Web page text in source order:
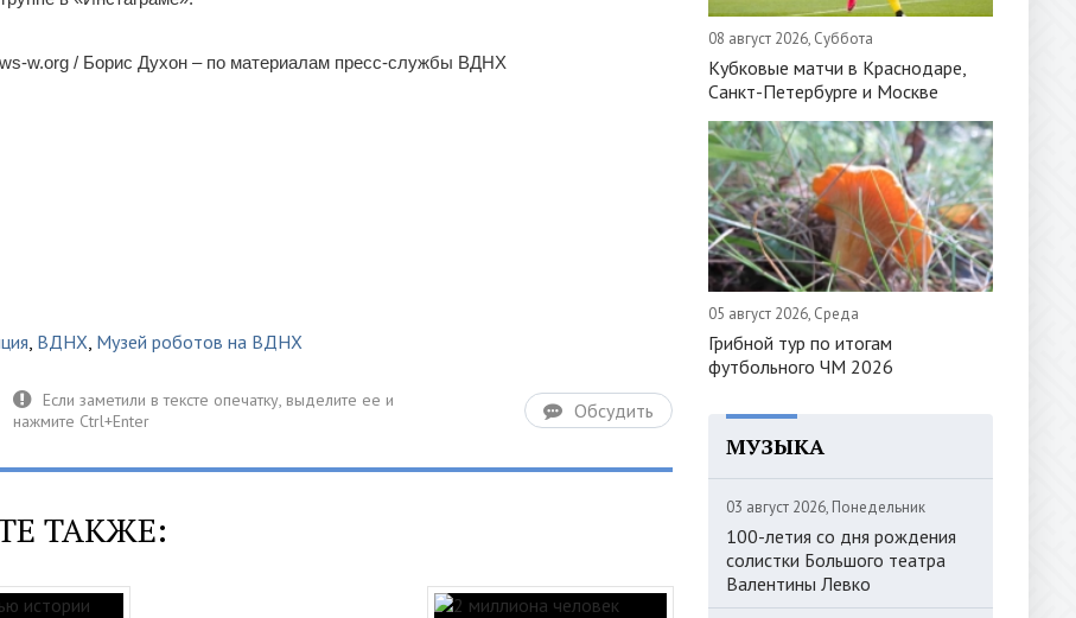
w.org / Борис Духон – по материалам пресс-службы ВДНХ
, ВДНХ, Музей роботов на ВДНХ
Обсудить
ТАКЖЕ:
08 август 2026, Суббота
Кубковые матчи в Краснодаре,
Санкт-Петербурге и Москве
05 август 2026, Среда
Грибной тур по итогам
футбольного ЧМ 2026
МУЗЫКА
03 август 2026, Понедельник
100-летия со дня рождения
солистки Большого театра
Валентины Левко